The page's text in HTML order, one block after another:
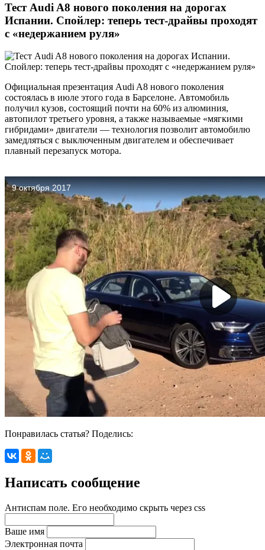
Тест Audi A8 нового поколения на дорогах
Испании. Спойлер: теперь тест-драйвы проходят
с «недержанием руля»
Официальная презентация Audi A8 нового поколения
состоялась в июле этого года в Барселоне. Автомобиль
получил кузов, состоящий почти на 60% из алюминия,
автопилот третьего уровня, а также называемые «мягкими
гибридами» двигатели — технология позволит автомобилю
замедляться с выключенным двигателем и обеспечивает
плавный перезапуск мотора.
Понравилась статья? Поделись:
Написать сообщение
Антиспам поле. Его необходимо скрыть через css
Ваше имя
Электронная почта